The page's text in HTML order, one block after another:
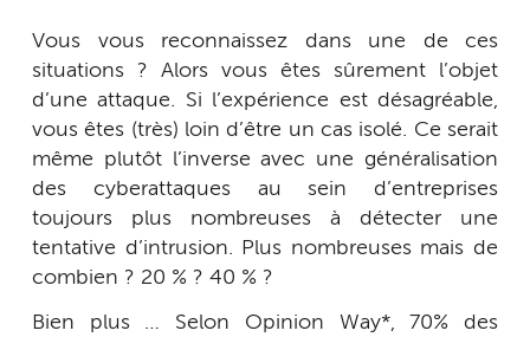
Vous vous reconnaissez dans une de ces
situations ? Alors vous êtes sûrement l’objet
d’une attaque. Si l’expérience est désagréable,
vous êtes (très) loin d’être un cas isolé. Ce serait
même plutôt l’inverse avec une généralisation
des cyberattaques au sein d’entreprises
toujours plus nombreuses à détecter une
tentative d’intrusion. Plus nombreuses mais de
combien ? 20 % ? 40 % ?
Bien plus … Selon Opinion Way*, 70% des